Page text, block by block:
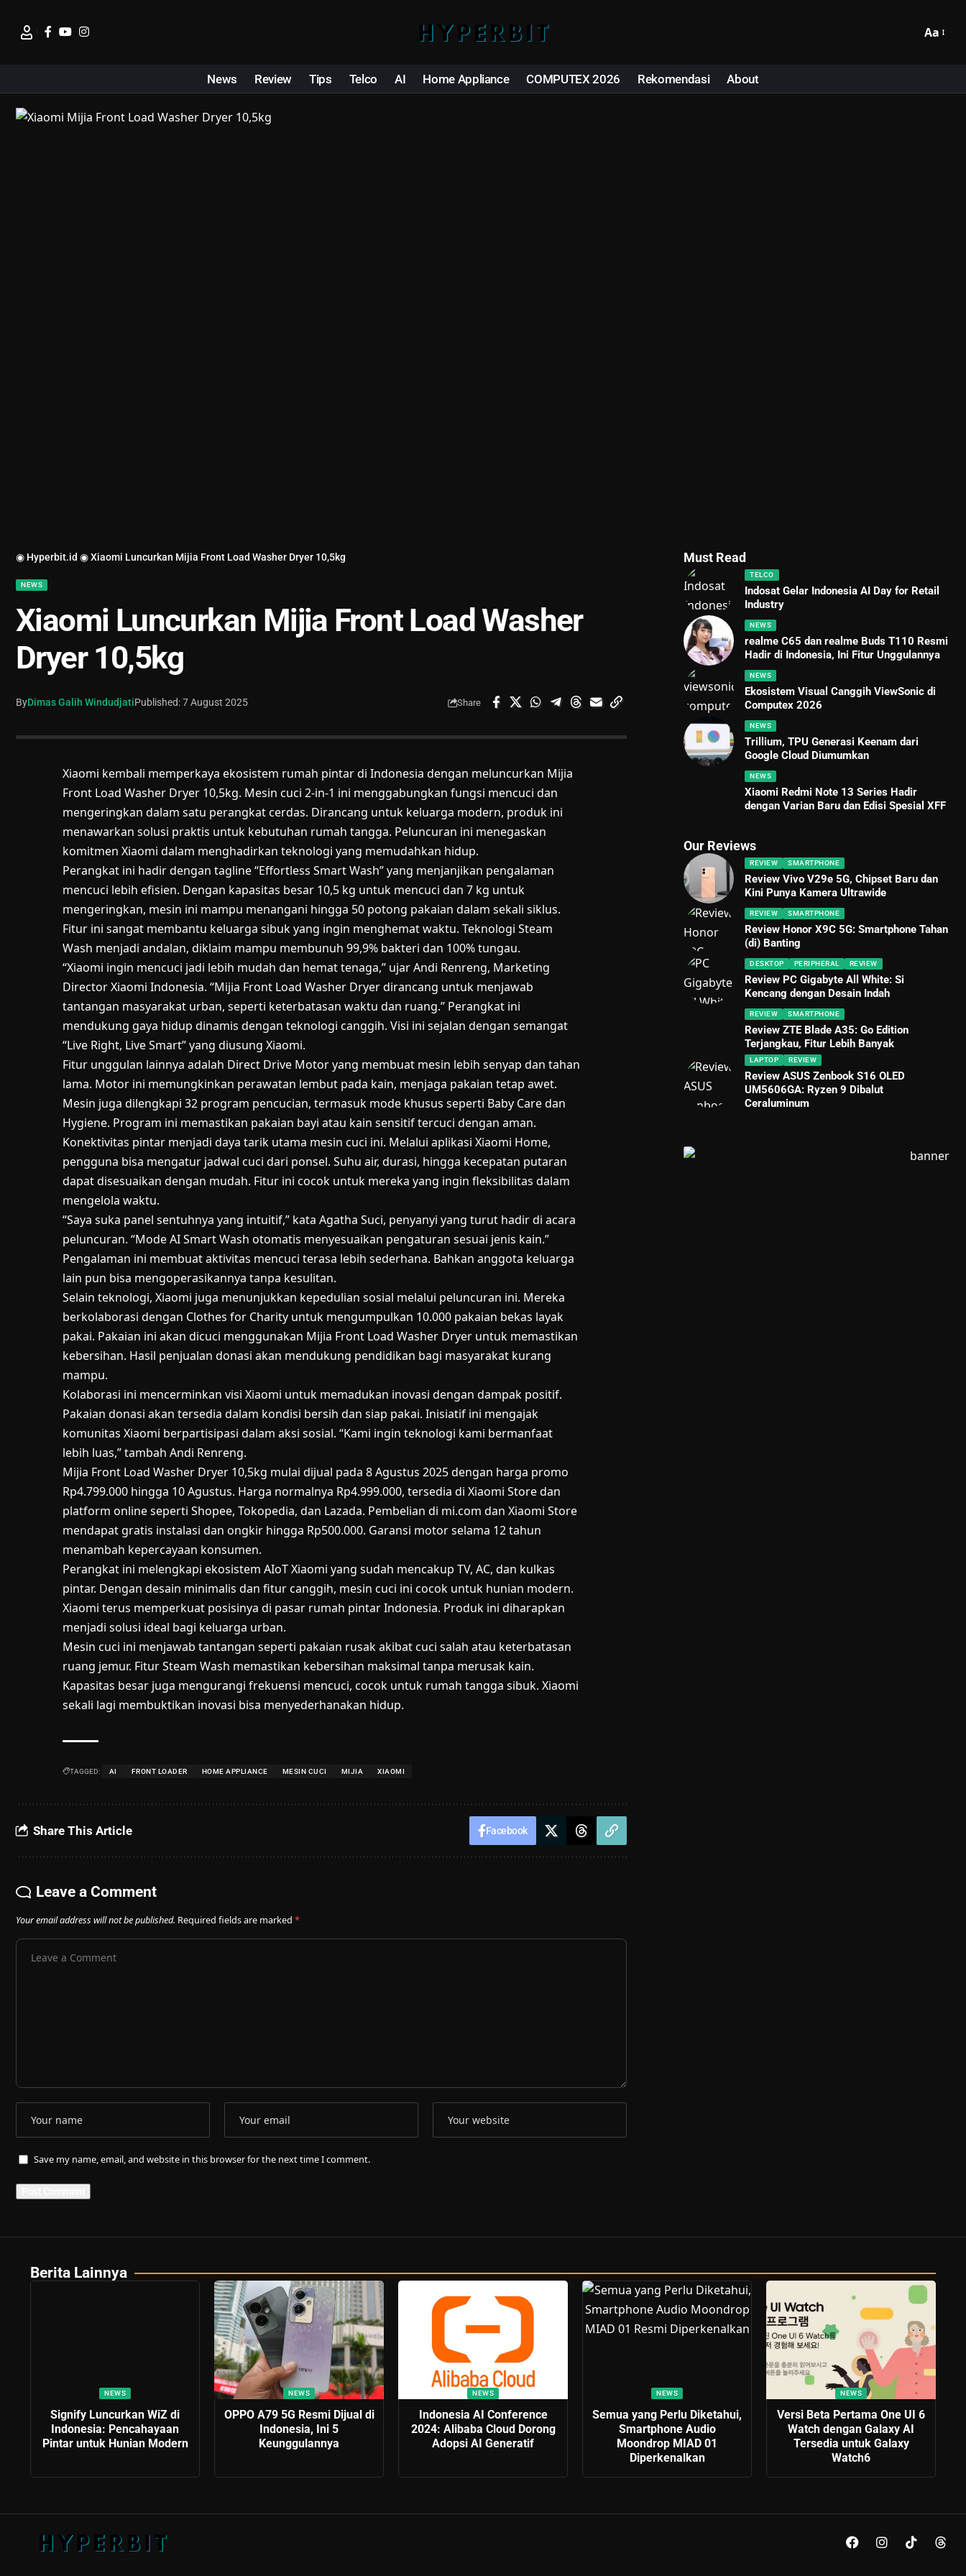
Aa
News Review Tips Telco AI Home Appliance COMPUTEX 2026 Rekomendasi About
◉ Hyperbit.id ◉Xiaomi Luncurkan Mijia Front Load Washer Dryer 10,5kg
NEWS
Xiaomi Luncurkan Mijia Front Load Washer
Dryer 10,5kg
ByDimas Galih WindudjatiPublished: 7 August 2025 Share
Xiaomi kembali memperkaya ekosistem rumah pintar di Indonesia dengan meluncurkan Mijia
Front Load Washer Dryer 10,5kg. Mesin cuci 2-in-1 ini menggabungkan fungsi mencuci dan
mengeringkan dalam satu perangkat cerdas. Dirancang untuk keluarga modern, produk ini
menawarkan solusi praktis untuk kebutuhan rumah tangga. Peluncuran ini menegaskan
komitmen Xiaomi dalam menghadirkan teknologi yang memudahkan hidup.
Perangkat ini hadir dengan tagline “Effortless Smart Wash” yang menjanjikan pengalaman
mencuci lebih efisien. Dengan kapasitas besar 10,5 kg untuk mencuci dan 7 kg untuk
mengeringkan, mesin ini mampu menangani hingga 50 potong pakaian dalam sekali siklus.
Fitur ini sangat membantu keluarga sibuk yang ingin menghemat waktu. Teknologi Steam
Wash menjadi andalan, diklaim mampu membunuh 99,9% bakteri dan 100% tungau.
“Xiaomi ingin mencuci jadi lebih mudah dan hemat tenaga,” ujar Andi Renreng, Marketing
Director Xiaomi Indonesia. “Mijia Front Load Washer Dryer dirancang untuk menjawab
tantangan masyarakat urban, seperti keterbatasan waktu dan ruang.” Perangkat ini
mendukung gaya hidup dinamis dengan teknologi canggih. Visi ini sejalan dengan semangat
“Live Right, Live Smart” yang diusung Xiaomi.
Fitur unggulan lainnya adalah Direct Drive Motor yang membuat mesin lebih senyap dan tahan
lama. Motor ini memungkinkan perawatan lembut pada kain, menjaga pakaian tetap awet.
Mesin juga dilengkapi 32 program pencucian, termasuk mode khusus seperti Baby Care dan
Hygiene. Program ini memastikan pakaian bayi atau kain sensitif tercuci dengan aman.
Konektivitas pintar menjadi daya tarik utama mesin cuci ini. Melalui aplikasi Xiaomi Home,
pengguna bisa mengatur jadwal cuci dari ponsel. Suhu air, durasi, hingga kecepatan putaran
dapat disesuaikan dengan mudah. Fitur ini cocok untuk mereka yang ingin fleksibilitas dalam
mengelola waktu.
“Saya suka panel sentuhnya yang intuitif,” kata Agatha Suci, penyanyi yang turut hadir di acara
peluncuran. “ModeAISmart Wash otomatis menyesuaikan pengaturan sesuai jenis kain.”
Pengalaman ini membuat aktivitas mencuci terasa lebih sederhana. Bahkan anggota keluarga
lain pun bisa mengoperasikannya tanpa kesulitan.
Selain teknologi, Xiaomi juga menunjukkan kepedulian sosial melalui peluncuran ini. Mereka
berkolaborasi dengan Clothes for Charity untuk mengumpulkan 10.000 pakaian bekas layak
pakai. Pakaian ini akan dicuci menggunakan Mijia Front Load Washer Dryer untuk memastikan
kebersihan. Hasil penjualan donasi akan mendukung pendidikan bagi masyarakat kurang
mampu.
Kolaborasi ini mencerminkan visi Xiaomi untuk memadukan inovasi dengan dampak positif.
Pakaian donasi akan tersedia dalam kondisi bersih dan siap pakai. Inisiatif ini mengajak
komunitas Xiaomi berpartisipasi dalam aksi sosial. “Kami ingin teknologi kami bermanfaat
lebih luas,” tambah Andi Renreng.
Mijia Front Load Washer Dryer 10,5kg mulai dijual pada 8 Agustus 2025 dengan harga promo
Rp4.799.000 hingga 10 Agustus. Harga normalnya Rp4.999.000, tersedia di Xiaomi Store dan
platform online seperti Shopee, Tokopedia, dan Lazada. Pembelian di mi.com dan Xiaomi Store
mendapat gratis instalasi dan ongkir hingga Rp500.000. Garansi motor selama 12 tahun
menambah kepercayaan konsumen.
Perangkat ini melengkapi ekosistem AIoT Xiaomi yang sudah mencakup TV, AC, dan kulkas
pintar. Dengan desain minimalis dan fitur canggih, mesin cuci ini cocok untuk hunian modern.
Xiaomi terus memperkuat posisinya di pasar rumah pintar Indonesia. Produk ini diharapkan
menjadi solusi ideal bagi keluarga urban.
Mesin cuci ini menjawab tantangan seperti pakaian rusak akibat cuci salah atau keterbatasan
ruang jemur. Fitur Steam Wash memastikan kebersihan maksimal tanpa merusak kain.
Kapasitas besar juga mengurangi frekuensi mencuci, cocok untuk rumah tangga sibuk. Xiaomi
sekali lagi membuktikan inovasi bisa menyederhanakan hidup.
TAGGED: AI FRONT LOADER HOME APPLIANCE MESIN CUCI MIJIA XIAOMI
Share This Article Facebook
Leave a Comment
Your email address will not be published. Required fields are marked *
Save my name, email, and website in this browser for the next time I comment.
Must Read
TELCO
Indosat Gelar Indonesia AI Day for Retail
Industry
NEWS
realme C65 dan realme Buds T110 Resmi
Hadir di Indonesia, Ini Fitur Unggulannya
NEWS
Ekosistem Visual Canggih ViewSonic di
Computex 2026
NEWS
Trillium, TPU Generasi Keenam dari
Google Cloud Diumumkan
NEWS
Xiaomi Redmi Note 13 Series Hadir
dengan Varian Baru dan Edisi Spesial XFF
Our Reviews
REVIEW SMARTPHONE
Review Vivo V29e 5G, Chipset Baru dan
Kini Punya Kamera Ultrawide
REVIEW SMARTPHONE
Review Honor X9C 5G: Smartphone Tahan
(di) Banting
DESKTOP PERIPHERAL REVIEW
Review PC Gigabyte All White: Si
Kencang dengan Desain Indah
REVIEW SMARTPHONE
Review ZTE Blade A35: Go Edition
Terjangkau, Fitur Lebih Banyak
LAPTOP REVIEW
Review ASUS Zenbook S16 OLED
UM5606GA: Ryzen 9 Dibalut
Ceraluminum
Berita Lainnya
NEWS
Signify Luncurkan WiZ di
Indonesia: Pencahayaan
Pintar untuk Hunian Modern
NEWS
OPPO A79 5G Resmi Dijual di
Indonesia, Ini 5
Keunggulannya
NEWS
Indonesia AI Conference
2024: Alibaba Cloud Dorong
Adopsi AI Generatif
NEWS
Semua yang Perlu Diketahui,
Smartphone Audio
Moondrop MIAD 01
Diperkenalkan
NEWS
Versi Beta Pertama One UI 6
Watch dengan Galaxy AI
Tersedia untuk Galaxy
Watch6